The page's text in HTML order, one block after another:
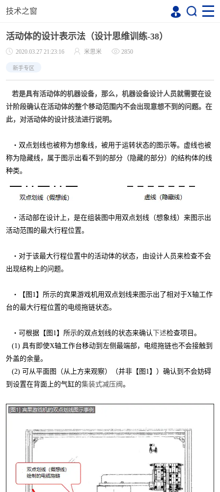
技术之窗
活动体的设计表示法（设计思维训练-38）
2020.03.27 21:23:16 米思米 2850
新手专区
若是具有活动体的机器设备，那么，机器设备设计人员就需要在设
计阶段确认在活动体的整个移动范围内不会出现意想不到的问题。在
此，对活动体的设计技法进行说明。
・双点划线也被称为想象线，被用于运转状态的图示等。虚线也被
称为隐藏线，属于图示出看不到的部分（隐藏的部分）的结构体的线
种类。
・活动部在设计上，是在组装图中用双点划线（想象线）来图示出
活动范围的最大行程位置。
・对于该最大行程位置中的活动体的状态，由设计人员来检查不会
出现结构上的问题。
・【图 1】所示的宾果游戏机用双点划线来图示出了相对于X轴工作
台的最大行程位置的电缆拖链状态。
・可根据【图 1】所示的双点划线的状态来确认 下述检查项目。
(1) 具有即使X轴工作台移动到左侧最端部，电缆拖链也不会接触到
外盖的余量。
(2) 可从平面图（从上方来观察）（并非【图 1】）确认到不会妨碍
到设置在背面上的气缸的集装式减压阀 。